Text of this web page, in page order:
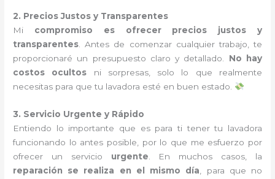
2. Precios Justos y Transparentes
Mi compromiso es ofrecer precios justos y
transparentes . Antes de comenzar cualquier trabajo, te
proporcionaré un presupuesto claro y detallado. No hay
costos ocultos ni sorpresas, solo lo que realmente
necesitas para que tu lavadora esté en buen estado.
3. Servicio Urgente y Rápido
Entiendo lo importante que es para ti tener tu lavadora
funcionando lo antes posible, por lo que me esfuerzo por
ofrecer un servicio urgente . En muchos casos, la
reparación se realiza en el mismo día , para que no